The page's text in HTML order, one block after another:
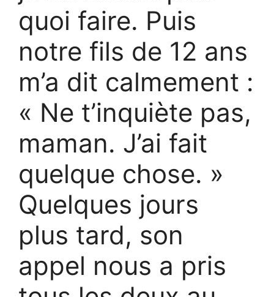
quoi faire. Puis
notre fils de 12 ans
m’a dit calmement :
« Ne t’inquiète pas,
maman. J’ai fait
quelque chose. »
Quelques jours
plus tard, son
appel nous a pris